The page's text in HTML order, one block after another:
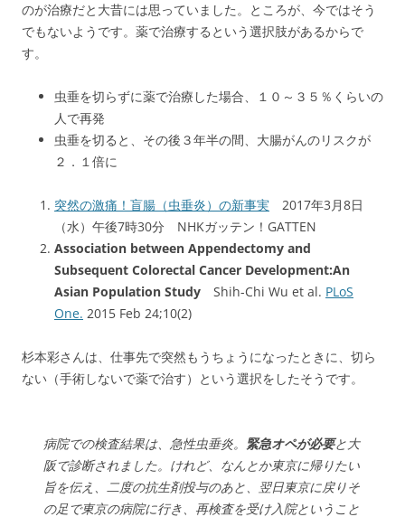
のが治療だと大昔には思っていました。ところが、今ではそう
でもないようです。薬で治療するという選択肢があるからで
す。
虫垂を切らずに薬で治療した場合、１０～３５％くらいの
人で再発
虫垂を切ると、その後３年半の間、大腸がんのリスクが
２．１倍に
突然の激痛！盲腸（虫垂炎）の新事実 2017年3月8日
（水）午後7時30分 NHKガッテン！GATTEN
Association between Appendectomy and
Subsequent Colorectal Cancer Development:An
Asian Population Study Shih-Chi Wu et al. PLoS
One. 2015 Feb 24;10(2)
杉本彩さんは、仕事先で突然もうちょうになったときに、切ら
ない（手術しないで薬で治す）という選択をしたそうです。
病院での検査結果は、急性虫垂炎。 緊急オペが必要と大
阪で診断されました。 けれど、なんとか東京に帰りたい
旨を伝え、二度の抗生剤投与のあと、翌日東京に戻りそ
の足で東京の病院に行き、再検査を受け入院ということ